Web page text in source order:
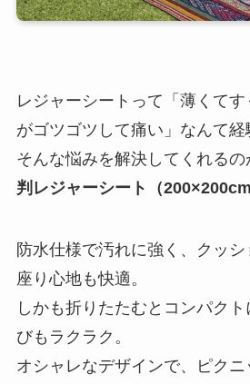
レジャーシートって「薄くて
がゴツゴツして痛い」なんて経
そんな悩みを解決してくれるの
判レジャーシート（200×200cm
防水仕様で汚れに強く、クッ
座り心地も快適。
しかも折りたたむとコンパク
びもラクラク。
オシャレなデザインで、ピク